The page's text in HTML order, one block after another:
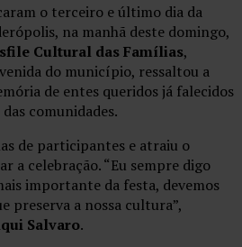
o terceiro e último dia da
na manhã deste domingo,
Cultural das Famílias,
do município, ressaltou a
de entes queridos já falecidos
comunidades.
de participantes e atraiu o
a celebração. “Eu sempre digo
importante da festa, devemos
preserva a nossa cultura”,
Salvaro.